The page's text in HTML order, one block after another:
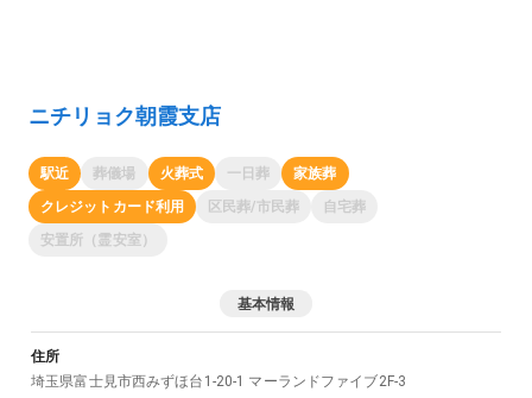
ニチリョク朝霞支店
駅近 葬儀場 火葬式 一日葬
家族葬
クレジットカード利用
区民葬/市民葬
自宅葬
安置所（霊安室）
基本情報
住所
埼玉県富士見市西みずほ台1-20-1 マーランドファイブ2F-3